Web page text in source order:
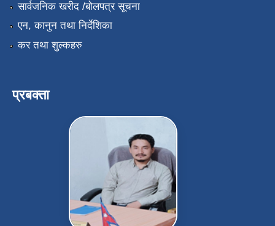
सार्वजनिक खरीद /बोलपत्र सूचना
एन, कानुन तथा निर्देशिका
कर तथा शुल्कहरु
प्रबक्ता